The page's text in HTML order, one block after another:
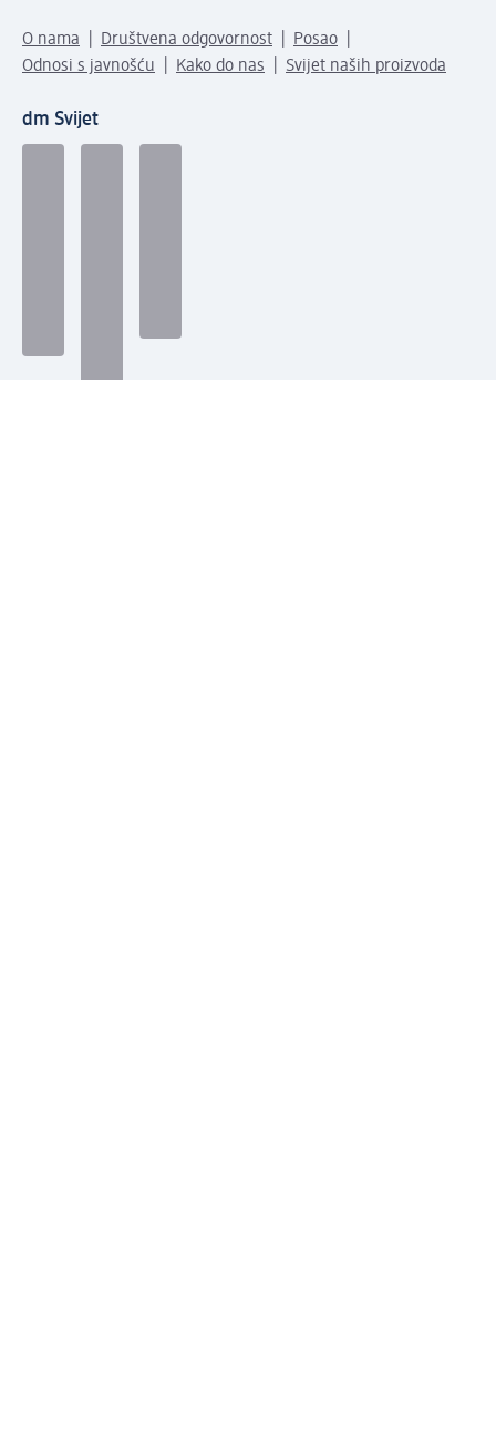
O nama Društvena odgovornost
Posao
Odnosi s javnošću
Kako do nas Svijet naših proizvoda
dm Svijet